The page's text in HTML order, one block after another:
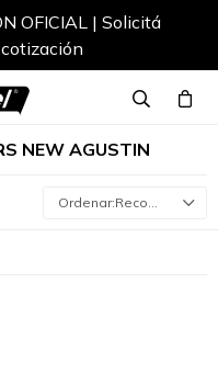
OFICIAL | Solicitá
NEW AGUSTIN
Recomendados